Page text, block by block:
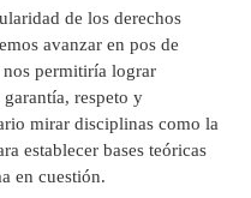
de los derechos
avanzar en pos de
permitiría lograr
respeto y
mirar disciplinas como la
establecer bases teóricas
en cuestión.